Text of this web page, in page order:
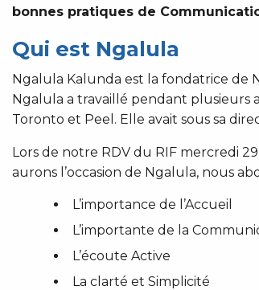
bonnes pratiques de
Qui est Ngalula
Ngalula Kalunda est la fondatrice de
Ngalula a travaillé pendant plusieurs
Toronto et Peel. Elle avait sous sa
Lors de notre RDV du RIF mercredi
aurons l’occasion de Ngalula, nous
L’importance de l’Accueil
L’importante de la
L’écoute Active
La clarté et Simplicité